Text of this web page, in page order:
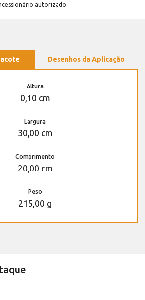
autorizado.
Desenhos da Aplicação
Altura
0,10 cm
Largura
30,00 cm
Comprimento
20,00 cm
Peso
215,00 g